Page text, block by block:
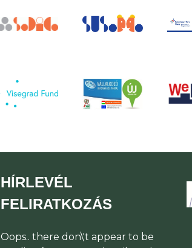
HÍRLEVÉL
FELIRATKOZÁS
Oops.. there don\'t appear to be